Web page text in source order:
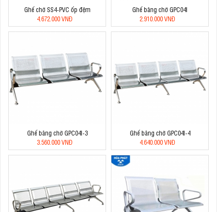
Ghế chờ SS4-PVC ốp đệm
4.672.000 VNĐ
Ghế băng chờ GPC04I
2.910.000 VNĐ
Ghế băng chờ GPC04I-3
3.560.000 VNĐ
Ghế băng chờ GPC04I-4
4.640.000 VNĐ